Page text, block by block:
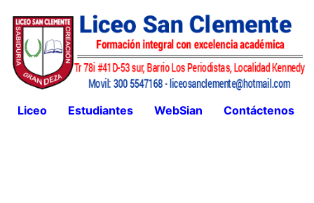
Liceo Estudiantes WebSian Contáctenos